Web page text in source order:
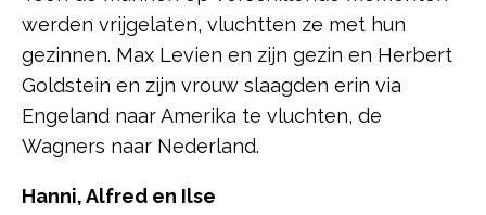
werden vrijgelaten, vluchtten ze met hun
gezinnen. Max Levien en zijn gezin en Herbert
Goldstein en zijn vrouw slaagden erin via
Engeland naar Amerika te vluchten, de
Wagners naar Nederland.
Hanni, Alfred en Ilse